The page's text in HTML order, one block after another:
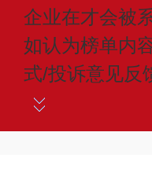
企业在才会被
如认为榜单内
式/投诉意见反